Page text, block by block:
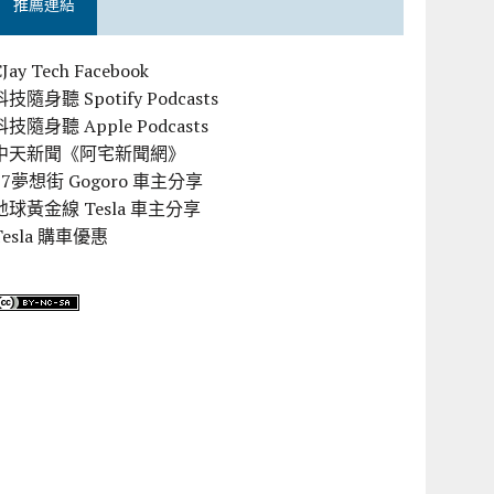
Tech Facebook
技隨身聽 Spotify Podcasts
技隨身聽 Apple Podcasts
天新聞《阿宅新聞網》
夢想街 Gogoro 車主分享
球黃金線 Tesla 車主分享
購車優惠